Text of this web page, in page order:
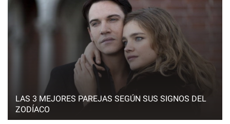
LAS 3 MEJORES PAREJAS SEGÚN SUS SIGNOS DEL
ZODÍACO